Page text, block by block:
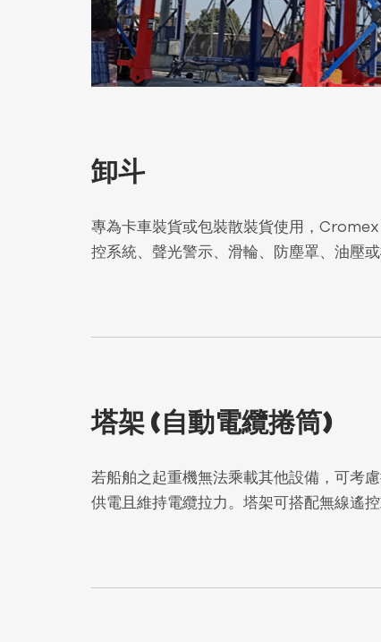
卸斗
專為卡車裝貨或包裝散裝貨使用，
控系統、聲光警示、滑輪、防塵罩、油壓
塔架 (自動電纜捲筒)
若船舶之起重機無法乘載其他設備，可考
供電且維持電纜拉力。塔架可搭配無線遙控